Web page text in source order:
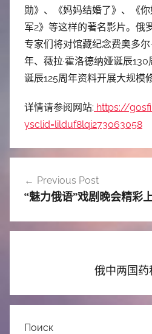
勋》、《妈妈结婚了》、《
军2》等这样的著名影片。俄
专家们将对馆藏纪念费奥多尔
年、薇拉·霍洛德纳娅诞辰130
诞辰125周年资料开展大规模
详情请参阅网站: https://
ysclid=lilduf8lqi273063058
章
航
Previous Post
“魅力俄语”戏剧晚会精彩
俄中两国
Поиск